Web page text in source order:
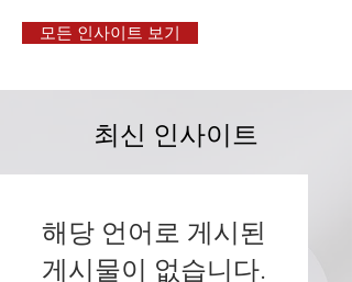
모든 인사이트 보기
최신 인사이트
해당 언어로 게시된
게시물이 없습니다.